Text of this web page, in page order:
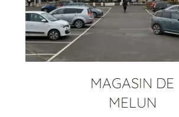
MAGASIN DE
MELUN